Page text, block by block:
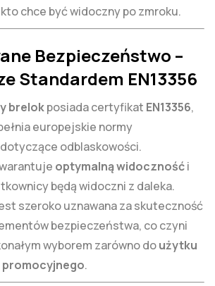
chce być widoczny po zmroku.
Bezpieczeństwo –
Standardem EN13356
brelokposiada certyfikat EN13356,
europejskie normy
odblaskowości.
optymalną widocznośći
będą widoczni z daleka.
szeroko uznawana za skuteczność
bezpieczeństwa, co czyni
wyborem zarówno doużytku
promocyjnego.